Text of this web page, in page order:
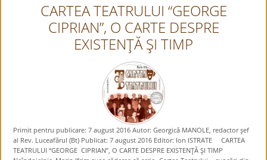
CARTEA TEATRULUI “GEORGE
CIPRIAN”, O CARTE DESPRE
EXISTENŢĂ ŞI TIMP
Primit pentru publicare: 7 august 2016 Autor: Georgică MANOLE, redactor şef
al Rev. Luceafărul (Bt) Publicat: 7 august 2016 Editor: Ion ISTRATE CARTEA
TEATRULUI “GEORGE CIPRIAN”, O CARTE DESPRE EXISTENŢĂ ŞI TIMP